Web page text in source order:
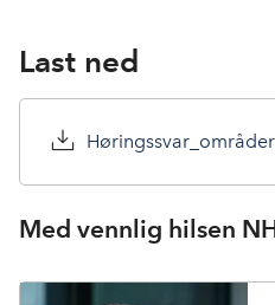
Last ned
Med vennlig hilsen